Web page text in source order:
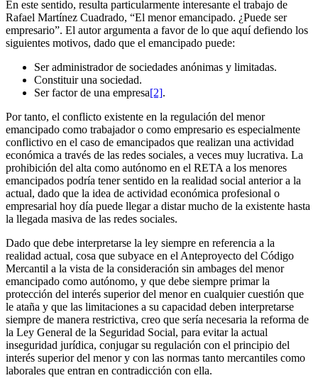
En este sentido, resulta particularmente interesante el trabajo de
Rafael Martínez Cuadrado, “El menor emancipado. ¿Puede ser
empresario”. El autor argumenta a favor de lo que aquí defiendo los
siguientes motivos, dado que el emancipado puede:
Ser administrador de sociedades anónimas y limitadas.
Constituir una sociedad.
Ser factor de una empresa[2].
Por tanto, el conflicto existente en la regulación del menor
emancipado como trabajador o como empresario es especialmente
conflictivo en el caso de emancipados que realizan una actividad
económica a través de las redes sociales, a veces muy lucrativa. La
prohibición del alta como autónomo en el RETA a los menores
emancipados podría tener sentido en la realidad social anterior a la
actual, dado que la idea de actividad económica profesional o
empresarial hoy día puede llegar a distar mucho de la existente hasta
la llegada masiva de las redes sociales.
Dado que debe interpretarse la ley siempre en referencia a la
realidad actual, cosa que subyace en el Anteproyecto del Código
Mercantil a la vista de la consideración sin ambages del menor
emancipado como autónomo, y que debe siempre primar la
protección del interés superior del menor en cualquier cuestión que
le ataña y que las limitaciones a su capacidad deben interpretarse
siempre de manera restrictiva, creo que sería necesaria la reforma de
la Ley General de la Seguridad Social, para evitar la actual
inseguridad jurídica, conjugar su regulación con el principio del
interés superior del menor y con las normas tanto mercantiles como
laborales que entran en contradicción con ella.